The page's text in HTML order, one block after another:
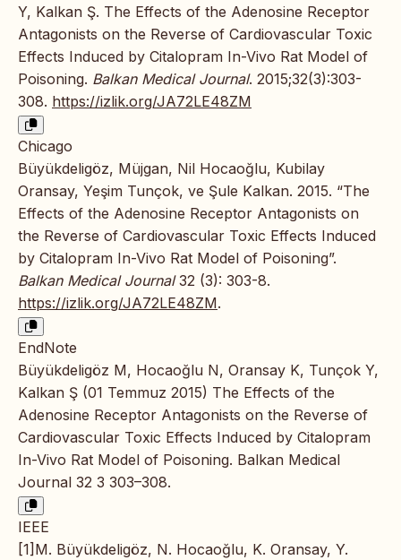
Y, Kalkan Ş. The Effects of the Adenosine Receptor
Antagonists on the Reverse of Cardiovascular Toxic
Effects Induced by Citalopram In-Vivo Rat Model of
Poisoning. Balkan Medical Journal. 2015;32(3):303-
308. https://izlik.org/JA72LE48ZM
Chicago
Büyükdeligöz, Müjgan, Nil Hocaoğlu, Kubilay
Oransay, Yeşim Tunçok, ve Şule Kalkan. 2015. “The
Effects of the Adenosine Receptor Antagonists on
the Reverse of Cardiovascular Toxic Effects Induced
by Citalopram In-Vivo Rat Model of Poisoning”.
Balkan Medical Journal32 (3): 303-8.
https://izlik.org/JA72LE48ZM.
EndNote
Büyükdeligöz M, Hocaoğlu N, Oransay K, Tunçok Y,
Kalkan Ş (01 Temmuz 2015) The Effects of the
Adenosine Receptor Antagonists on the Reverse of
Cardiovascular Toxic Effects Induced by Citalopram
In-Vivo Rat Model of Poisoning. Balkan Medical
Journal 32 3 303–308.
IEEE
[1]M. Büyükdeligöz, N. Hocaoğlu, K. Oransay, Y.